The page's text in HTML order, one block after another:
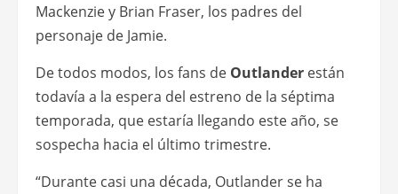
Mackenzie y Brian Fraser, los padres del
personaje de Jamie.
De todos modos, los fans de Outlander están
todavía a la espera del estreno de la séptima
temporada, que estaría llegando este año, se
sospecha hacia el último trimestre.
“Durante casi una década, Outlander se ha